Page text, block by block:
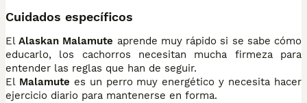
Cuidados específicos
ElAlaskan Malamute aprende muy rápido si se sabe cómo
educarlo, los cachorros necesitan mucha firmeza para
entender las reglas que han de seguir.
El Malamute es un perro muy energético y necesita hacer
ejercicio diario para mantenerse en forma.